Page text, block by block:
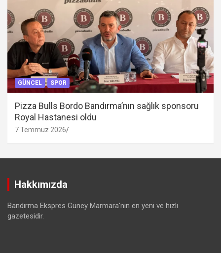
GÜNCEL SPOR
Pizza Bulls Bordo Bandırma’nın sağlık sponsoru
Royal Hastanesi oldu
7 Temmuz 2026
Hakkımızda
Bandırma Ekspres Güney Marmara'nın en yeni ve hızlı
gazetesidir.